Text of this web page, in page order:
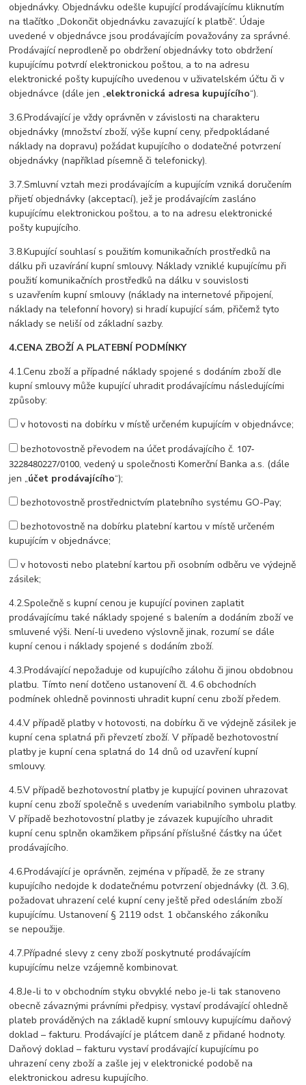
objednávky.Objednávku odešle kupující prodávajícímu kliknutím
na tlačítko „Dokončit objednávku zavazující k platbě“.Údaje
uvedené v objednávce jsou prodávajícím považovány za správné.
Prodávající neprodleně po obdržení objednávky toto obdržení
kupujícímu potvrdí elektronickou poštou, a to na adresu
elektronické pošty kupujícího uvedenou v uživatelském účtu či v
objednávce (dále jen „elektronická adresa kupujícího“).
3.6.Prodávající je vždy oprávněn v závislosti na charakteru
objednávky (množství zboží, výše kupní ceny, předpokládané
náklady na dopravu) požádat kupujícího o dodatečné potvrzení
objednávky (například písemně či telefonicky).
3.7.Smluvní vztah mezi prodávajícím a kupujícím vzniká doručením
přijetí objednávky (akceptací), jež je prodávajícím zasláno
kupujícímu elektronickou poštou, a to na adresu elektronické
pošty kupujícího.
3.8.Kupující souhlasí s použitím komunikačních prostředků na
dálku při uzavírání kupní smlouvy. Náklady vzniklé kupujícímu při
použití komunikačních prostředků na dálku v souvislosti
s uzavřením kupní smlouvy (náklady na internetové připojení,
náklady na telefonní hovory) si hradí kupující sám, přičemž tyto
náklady se neliší od základní sazby.
4.CENA ZBOŽÍ A PLATEBNÍ PODMÍNKY
4.1.Cenu zboží a případné náklady spojené s dodáním zboží dle
kupní smlouvy může kupující uhradit prodávajícímu následujícími
způsoby:
v hotovosti na dobírku v místě určeném kupujícím v objednávce;
bezhotovostně převodem na účet prodávajícího č. 107-
3228480227/0100, vedený u společnosti Komerční Banka a.s. (dále
jen „účet prodávajícího“);
bezhotovostně prostřednictvím platebního systému GO-Pay;
bezhotovostně na dobírku platební kartou v místě určeném
kupujícím v objednávce;
v hotovosti nebo platební kartou při osobním odběru ve výdejně
zásilek;
4.2.Společně s kupní cenou je kupující povinen zaplatit
prodávajícímu také náklady spojené s balením a dodáním zboží ve
smluvené výši. Není-li uvedeno výslovně jinak, rozumí se dále
kupní cenou i náklady spojené s dodáním zboží.
4.3.Prodávající nepožaduje od kupujícího zálohu či jinou obdobnou
platbu. Tímto není dotčeno ustanovení čl. 4.6 obchodních
podmínek ohledně povinnosti uhradit kupní cenu zboží předem.
4.4.V případě platby v hotovosti, na dobírku či ve výdejně zásilek je
kupní cena splatná při převzetí zboží. V případě bezhotovostní
platby je kupní cena splatná do 14 dnů od uzavření kupní
smlouvy.
4.5.V případě bezhotovostní platby je kupující povinen uhrazovat
kupní cenu zboží společně s uvedením variabilního symbolu platby.
V případě bezhotovostní platby je závazek kupujícího uhradit
kupní cenu splněn okamžikem připsání příslušné částky na účet
prodávajícího.
4.6.Prodávající je oprávněn, zejména v případě, že ze strany
kupujícího nedojde k dodatečnému potvrzení objednávky (čl. 3.6),
požadovat uhrazení celé kupní ceny ještě před odesláním zboží
kupujícímu. Ustanovení § 2119 odst. 1 občanského zákoníku
se nepoužije.
4.7.Případné slevy z ceny zboží poskytnuté prodávajícím
kupujícímu nelze vzájemně kombinovat.
4.8.Je-li to v obchodním styku obvyklé nebo je-li tak stanoveno
obecně závaznými právními předpisy, vystaví prodávající ohledně
plateb prováděných na základě kupní smlouvy kupujícímu daňový
doklad – fakturu. Prodávající je plátcem daně z přidané hodnoty.
Daňový doklad – fakturu vystaví prodávající kupujícímu po
uhrazení ceny zboží a zašle jej v elektronické podobě na
elektronickou adresu kupujícího.